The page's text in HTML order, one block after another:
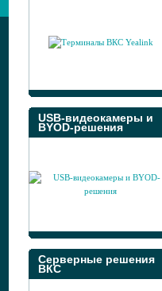
USB-видеокамеры и
BYOD-решения
Серверные решения
ВКС